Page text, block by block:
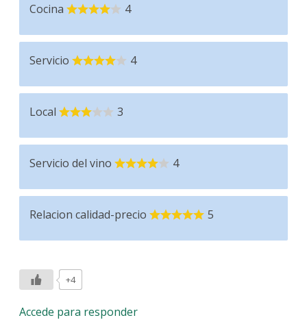
Cocina 4
Servicio 4
Local 3
Servicio del vino 4
Relacion calidad-precio 5
+4
Accede para responder